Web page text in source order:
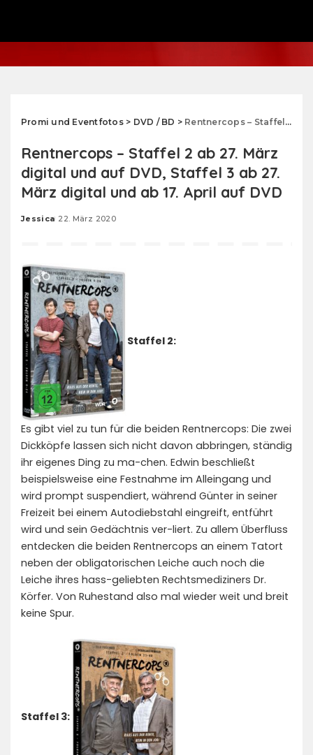
Promi und Eventfotos> DVD / BD > Rentnercops – Staffel 2 ab 27. März digital und auf DVD, Staffel 3 ab 27. März digital und ab 17. April auf DVD
Rentnercops – Staffel 2 ab 27. März
digital und auf DVD, Staffel 3 ab 27.
März digital und ab 17. April auf DVD
Posted
Jessica 22. März 2020
Staffel 2:
Es gibt viel zu tun für die beiden Rentnercops: Die zwei
Dickköpfe lassen sich nicht davon abbringen, ständig
ihr eigenes Ding zu ma-chen. Edwin beschließt
beispielsweise eine Festnahme im Alleingang und
wird prompt suspendiert, während Günter in seiner
Freizeit bei einem Autodiebstahl eingreift, entführt
wird und sein Gedächtnis ver-liert. Zu allem Überfluss
entdecken die beiden Rentnercops an einem Tatort
neben der obligatorischen Leiche auch noch die
Leiche ihres hass-geliebten Rechtsmediziners Dr.
Körfer. Von Ruhestand also mal wieder weit und breit
keine Spur.
Staffel 3: